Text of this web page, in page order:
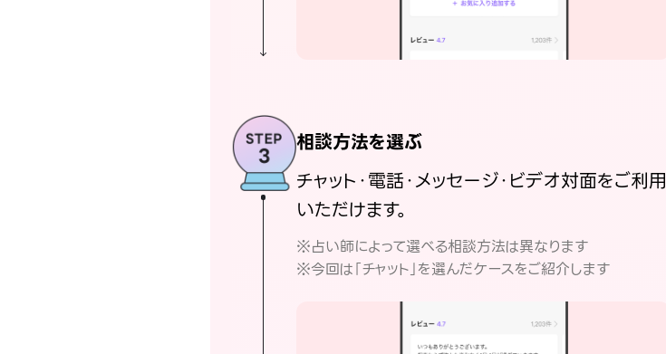
相談方法を選ぶ
チャット・電話・メッセージ・ビデオ対面をご利用
いただけます。
※占い師によって選べる相談方法は異なります
※今回は「チャット」を選んだケースをご紹介します